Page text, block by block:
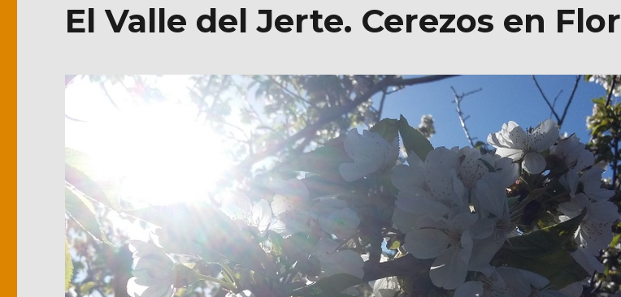
El Valle del Jerte. Cerezos en Flor